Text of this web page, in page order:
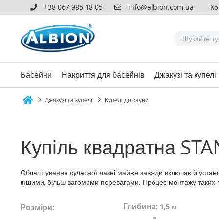
+38 067 985 18 05 info@albion.com.ua
Басейни Накриття для басейнів Джакузі та купелі
Джакузі та купелі Купелі до сауни
Купіль квадратна
Облаштування сучасної лазні майже завжди включає й
іншими, більш вагомими перевагами. Процес монтажу таких
Розміри: Глибина: 1,5 м